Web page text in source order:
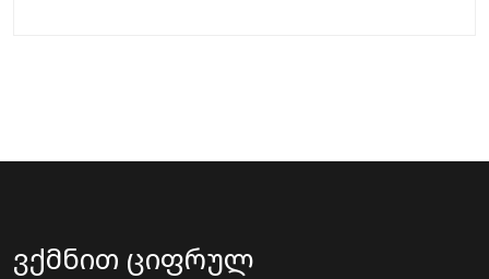
ვქმნით ციფრულ